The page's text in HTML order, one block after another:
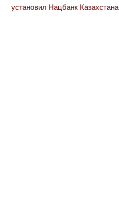
записям
Post:
установил Нацбанк Казахстана